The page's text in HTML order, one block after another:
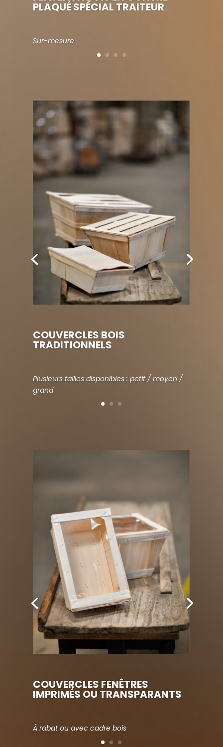
PLAQUÉ SPÉCIAL TRAITEUR
Sur-mesure
COUVERCLES BOIS
TRADITIONNELS
Plusieurs tailles disponibles : petit / moyen /
grand
COUVERCLES FENÊTRES
IMPRIMÉS OU TRANSPARANTS
À rabat ou avec cadre bois